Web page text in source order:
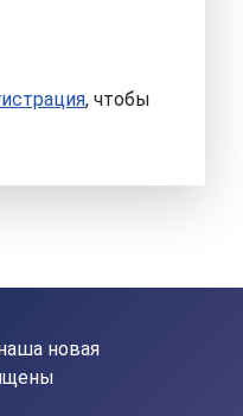
, чтобы
новая